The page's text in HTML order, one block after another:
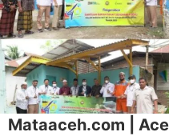
Mataaceh.com |